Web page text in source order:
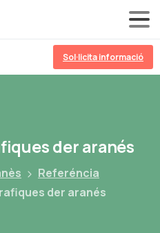
Sol·licita informació
deraranés
Referéncia
der aranés